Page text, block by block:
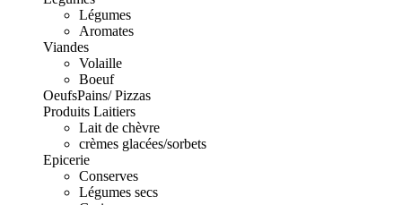
Légumes
Aromates
Viandes
Volaille
Boeuf
OeufsPains/ Pizzas
Produits Laitiers
Lait de chèvre
crèmes glacées/sorbets
Epicerie
Conserves
Légumes secs